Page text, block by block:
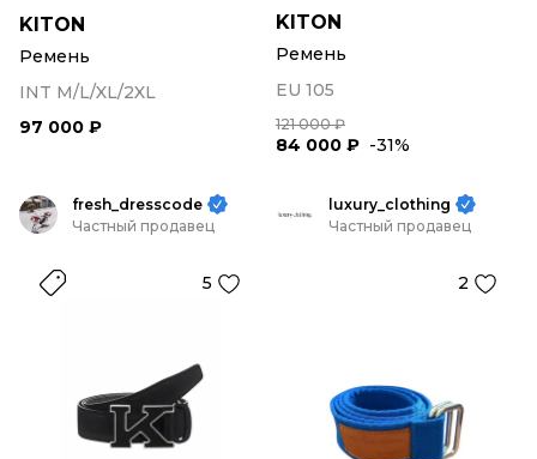
KITON
Ремень
INT M/L/XL/2XL
97 000 ₽
KITON
Ремень
EU 105
121 000 ₽
84 000 ₽ -31%
fresh_dresscode
Частный продавец
5
luxury_clothing
Частный продавец
2